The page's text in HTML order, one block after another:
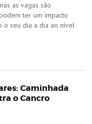
as vagas são
ter um impacto
o seu dia a dia ao nível
Caminhada
o Cancro